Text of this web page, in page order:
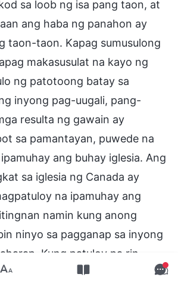
sa loob ng isa pang taon, at
ang haba ng panahon ay
taon-taon. Kapag sumusulong
makasusulat na kayo ng
ng patotoong batay sa
inyong pag-uugali, pang-
resulta ng gawain ay
sa pamantayan, puwede na
ang buhay iglesia. Ang
sa iglesia ng Canada ay
na ipamuhay ang
namin kung anong
ninyo sa pagganap sa inyong
Kung patuloy pa rin
nang kahiya-hiya, kung gayon